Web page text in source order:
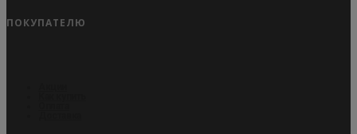
ПОКУПАТЕЛЮ